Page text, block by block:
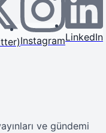
InstagramLinkedIn
ve gündemi